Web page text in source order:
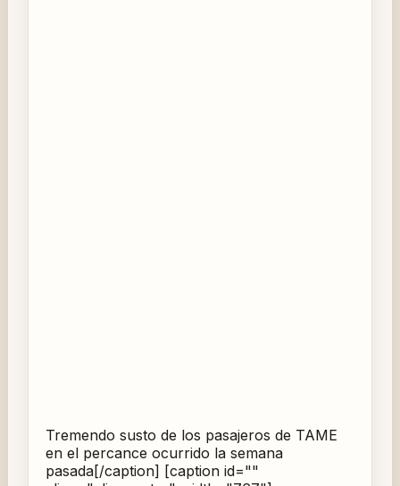
Tremendo susto de los pasajeros de TAME
en el percance ocurrido la semana
pasada[/caption] [caption id=""